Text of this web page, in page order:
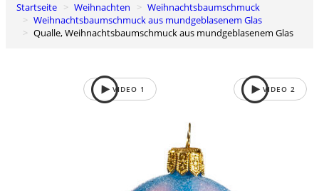
0
Warenkorb
Startseite Weihnachten
Weihnachtsbaumschmuck
Weihnachtsbaumschmuck aus mundgeblasenem Glas
Qualle, Weihnachtsbaumschmuck aus mundgeblasenem Glas
VIDEO 1 VIDEO 2